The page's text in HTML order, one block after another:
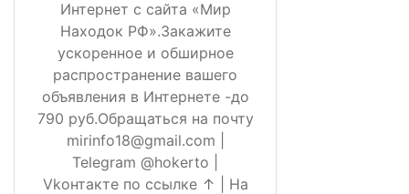
Интернет с сайта «Мир
Находок РФ».Закажите
ускоренное и обширное
распространение вашего
объявления в Интернете -до
790 руб.Обращаться на почту
mirinfo18@gmail.com |
Telegram @hokerto |
Vkонтакте по ссылке ↑ | На